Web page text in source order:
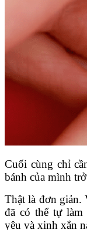
Cuối cùng chỉ
bánh của mình
Thật là đơn giản.
đã có thể tự làm
yêu và xinh xắn